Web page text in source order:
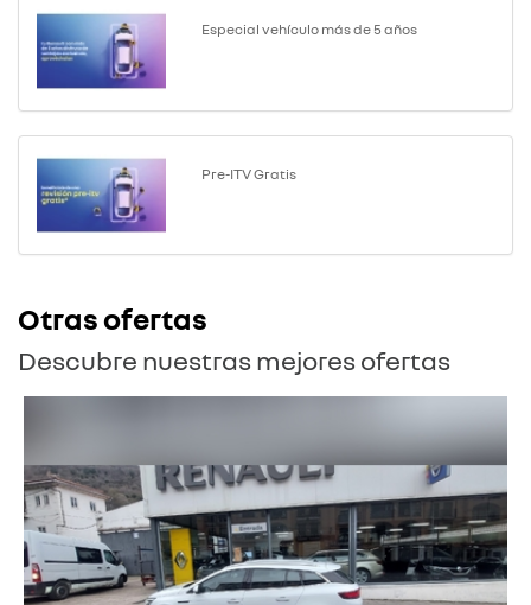
Especial vehículo más de 5 años
Pre-ITV Gratis
Otras ofertas
Descubre nuestras mejores ofertas